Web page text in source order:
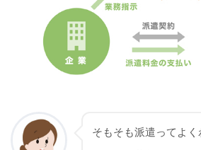
そもそも派遣ってよ